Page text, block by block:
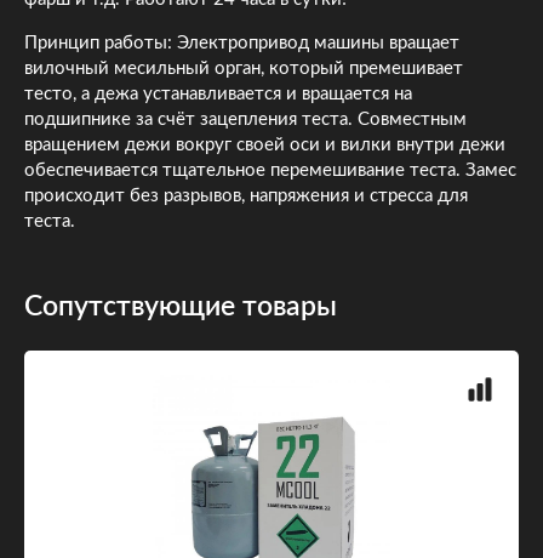
Принцип работы: Электропривод машины вращает
вилочный месильный орган, который премешивает
тесто, а дежа устанавливается и вращается на
подшипнике за счёт зацепления теста. Совместным
вращением дежи вокруг своей оси и вилки внутри дежи
обеспечивается тщательное перемешивание теста. Замес
происходит без разрывов, напряжения и стресса для
теста.
Сопутствующие товары